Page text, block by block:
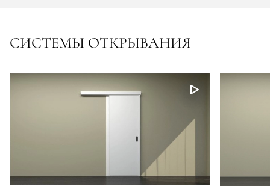
СИСТЕМЫ ОТКРЫВАНИЯ